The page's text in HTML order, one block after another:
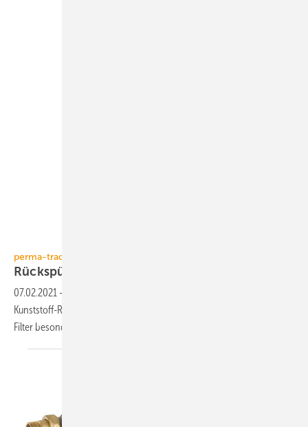
perma-trade
Rückspülbolzen aus
07.02.2021 -
Kunststoff-Rückspülbolzen durch Edelstahl ersetzt. Das macht den
Filter besonders